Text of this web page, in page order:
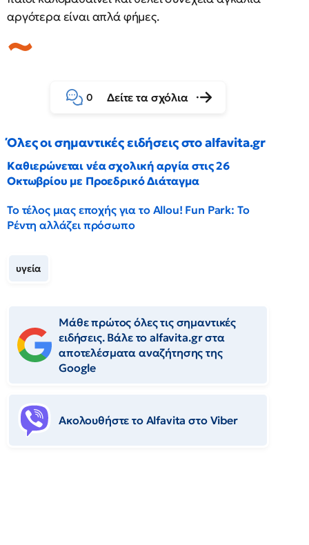
αργότερα είναι απλά φήμες.
0 Δείτε τα σχόλια
Όλες οι σημαντικές ειδήσεις στο alfavita.gr
Καθιερώνεται νέα σχολική αργία στις 26
Οκτωβρίου με Προεδρικό Διάταγμα
Το τέλος μιας εποχής για το Allou! Fun Park: Το
Ρέντη αλλάζει πρόσωπο
υγεία
Μάθε πρώτος όλες τις σημαντικές
ειδήσεις. Βάλε το alfavita.gr στα
αποτελέσματα αναζήτησης της
Google
Ακολουθήστε το Αlfavita στο Viber